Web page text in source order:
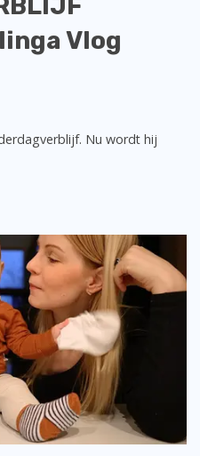
Vlog
Nu wordt hij